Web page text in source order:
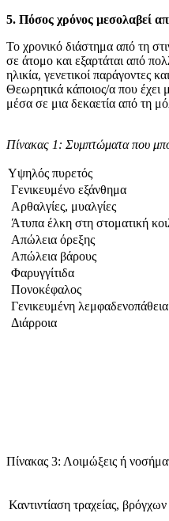
5. Πόσος χρόνος μεσολαβεί
Το χρονικό διάστημα από τη
σε άτομο και εξαρτάται από
ηλικία, γενετικοί παράγοντες
Θεωρητικά κάποιος/α που έχει
μέσα σε μια δεκαετία από τη
Πίνακας 1: Συμπτώματα που
Υψηλός πυρετός
Γενικευμένο εξάνθημα
Αρθαλγίες, μυαλγίες
Άτυπα έλκη στη στοματική
Απώλεια όρεξης
Απώλεια βάρους
Φαρυγγίτιδα
Πονοκέφαλος
Γενικευμένη λεμφαδενοπάθεια
Διάρροια
Πίνακας 3: Λοιμώξεις ή
Καντιντίαση τραχείας,